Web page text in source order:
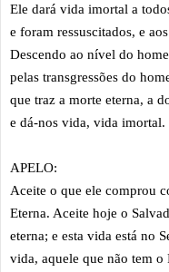
Ele dará vida imortal a
e foram ressuscitados, e
Descendo ao nível do
pelas transgressões do
que traz a morte eterna, a
e dá-nos vida, vida imortal.
APELO:
Aceite o que ele comprou
Eterna. Aceite hoje o
eterna; e esta vida está no
vida, aquele que não tem